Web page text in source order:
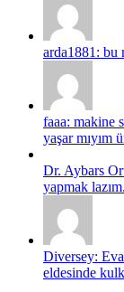
arda1881: bu
faaa: makine
yaşar mıyım
Dr. Aybars
yapmak
Diversey:
eldesinde